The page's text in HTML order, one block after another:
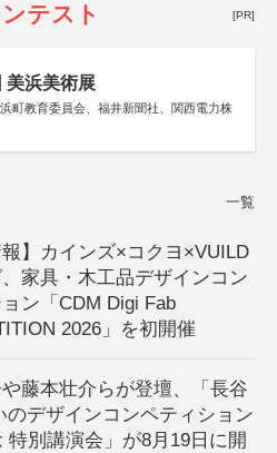
テスト [PR]
美浜美術展
町教育委員会、福井新聞社、関西電力株
一覧
報】カインズ×コクヨ×VUILD
家具・木工品デザインコン
ン「CDM Digi Fab
2026」を初開催
藤本壮介らが登壇、「長谷
のデザインコンペティション
特別講演会」が8月19日に開